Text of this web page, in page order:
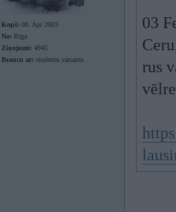
Kopš: 08. Apr 2003
No: Rīga
Ziņojumi: 4945
Braucu ar: studentu variantu
03
rus